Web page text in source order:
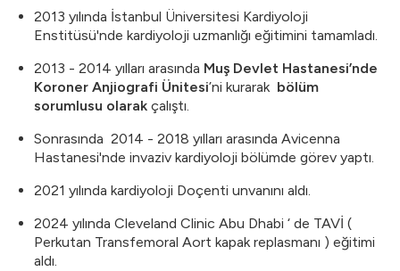
2013 yılında İstanbul Üniversitesi Kardiyoloji
Enstitüsü'nde kardiyoloji uzmanlığı eğitimini tamamladı.
2013 - 2014 yılları arasında Muş Devlet Hastanesi’nde
Koroner Anjiografi Ünitesi’ni kurarak bölüm
sorumlusu olarak çalıştı.
Sonrasında 2014 - 2018 yılları arasında Avicenna
Hastanesi'nde invaziv kardiyoloji bölümde görev yaptı.
2021 yılında kardiyoloji Doçenti unvanını aldı.
2024 yılında Cleveland Clinic Abu Dhabi‎ ‘ de TAVİ (
Perkutan Transfemoral Aort kapak replasmanı ) eğitimi
aldı.